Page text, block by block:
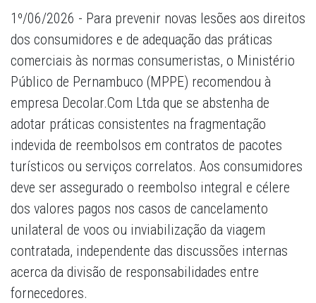
1º/06/2026 - Para prevenir novas lesões aos direitos
dos consumidores e de adequação das práticas
comerciais às normas consumeristas, o Ministério
Público de Pernambuco (MPPE) recomendou à
empresa Decolar.Com Ltda que se abstenha de
adotar práticas consistentes na fragmentação
indevida de reembolsos em contratos de pacotes
turísticos ou serviços correlatos. Aos consumidores
deve ser assegurado o reembolso integral e célere
dos valores pagos nos casos de cancelamento
unilateral de voos ou inviabilização da viagem
contratada, independente das discussões internas
acerca da divisão de responsabilidades entre
fornecedores.